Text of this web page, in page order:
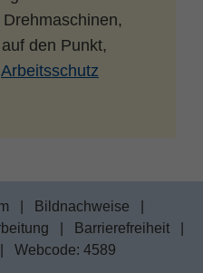
den Punkt,
Arbeitsschutz
Bildnachweise
Barrierefreiheit
Webcode: 4589